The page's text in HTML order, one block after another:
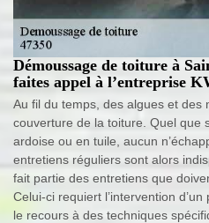
Démoussage de toiture à
faites appel à l’entreprise
Au fil du temps, des algues et des
couverture de la toiture. Quel que
ardoise ou en tuile, aucun
entretiens réguliers sont alors
fait partie des entretiens que
Celui-ci requiert l’intervention
le recours à des techniques